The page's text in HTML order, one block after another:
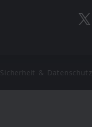
Sicherheit & Datenschutz